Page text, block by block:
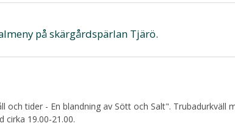
på skärgårdspärlan Tjärö.
och tider - En blandning av Sött och Salt". Trubadurkväll
cirka 19.00-21.00.